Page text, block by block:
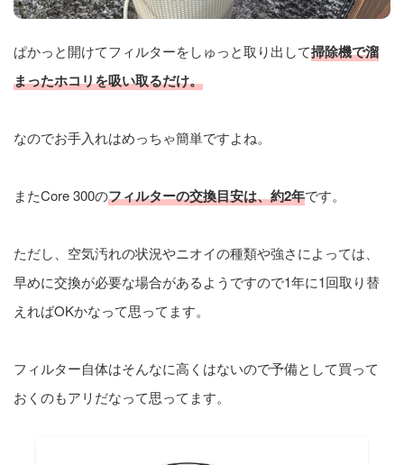
ぱかっと開けてフィルターをしゅっと取り出して掃除機で溜
まったホコリを吸い取るだけ。
なのでお手入れはめっちゃ簡単ですよね。
またCore 300のフィルターの交換目安は、約2年です。
ただし、空気汚れの状況やニオイの種類や強さによっては、
早めに交換が必要な場合があるようですので1年に1回取り替
えればOKかなって思ってます。
フィルター自体はそんなに高くはないので予備として買って
おくのもアリだなって思ってます。